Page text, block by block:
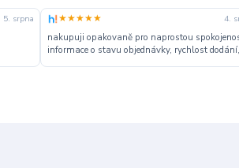
5. srpna ★★★★★ 4.
nakupuji opakovaně pro naprostou
informace o stavu objednávky, rychlost